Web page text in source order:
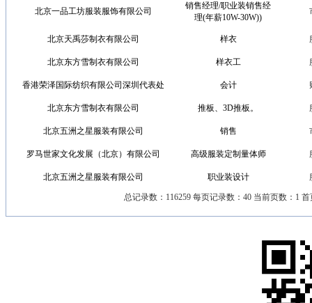
北京一品工坊服装服饰有限公司
销售经理/职业装销售经
理(年薪10W-30W))
北京天禹莎制衣有限公司 样衣
北京东方雪制衣有限公司 样衣工
香港荣泽国际纺织有限公司深圳代表处 会计
北京东方雪制衣有限公司 推板、3D推板。
北京五洲之星服装有限公司 销售
罗马世家文化发展（北京）有限公司 高级服装定制量体师
北京五洲之星服装有限公司 职业装设计
总记录数：116259 每页记录数：40 当前页数：1